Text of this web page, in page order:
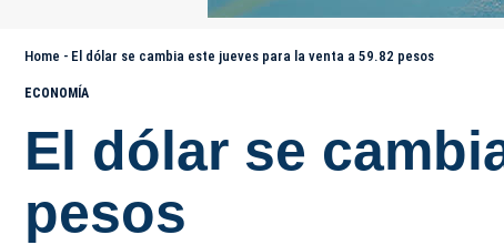
Home - El dólar se cambia este jueves para la venta a 59.82 pesos
ECONOMÍA
El dólar se
pesos